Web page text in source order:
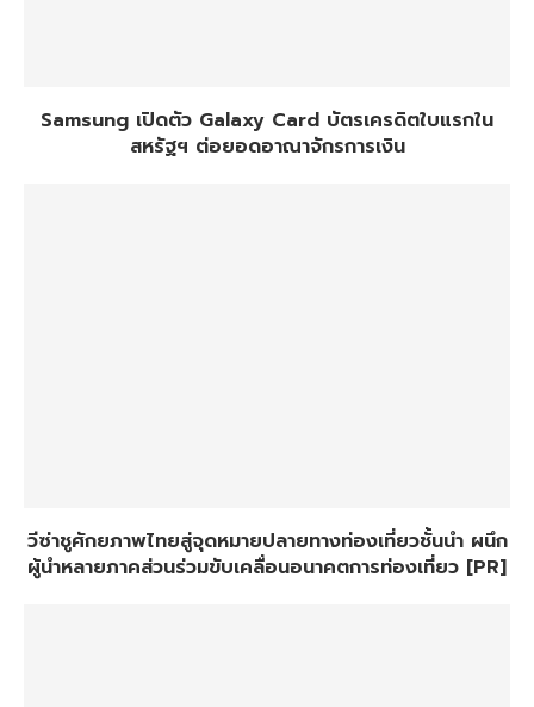
Samsung เปิดตัว Galaxy Card บัตรเครดิตใบแรกใน
สหรัฐฯ ต่อยอดอาณาจักรการเงิน
วีซ่าชูศักยภาพไทยสู่จุดหมายปลายทางท่องเที่ยวชั้นนำ ผนึก
ผู้นำหลายภาคส่วนร่วมขับเคลื่อนอนาคตการท่องเที่ยว [PR]